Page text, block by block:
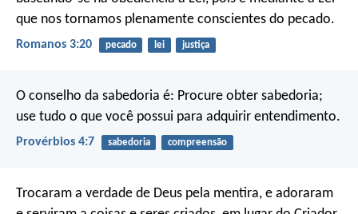
que nos tornamos plenamente conscientes do pecado.
Romanos 3:20 pecado lei justiça
O conselho da sabedoria é: Procure obter sabedoria;
use tudo o que você possui para adquirir entendimento.
Provérbios 4:7 sabedoria compreensão
Trocaram a verdade de Deus pela mentira, e adoraram